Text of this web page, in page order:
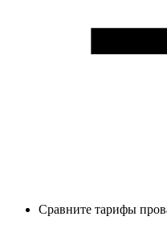
Сравните тарифы